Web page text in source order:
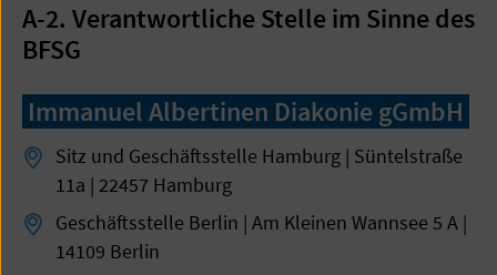
A-2. Verantwortliche Stelle im Sinne des
BFSG
Immanuel Albertinen Diakonie gGmbH
Sitz und Geschäftsstelle Hamburg | Süntelstraße
11a | 22457 Hamburg
Geschäftsstelle Berlin | Am Kleinen Wannsee 5 A |
14109 Berlin